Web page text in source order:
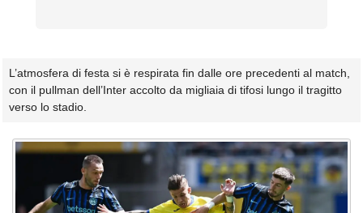
L’atmosfera di festa si è respirata fin dalle ore precedenti al match,
con il pullman dell’Inter accolto da migliaia di tifosi lungo il tragitto
verso lo stadio.